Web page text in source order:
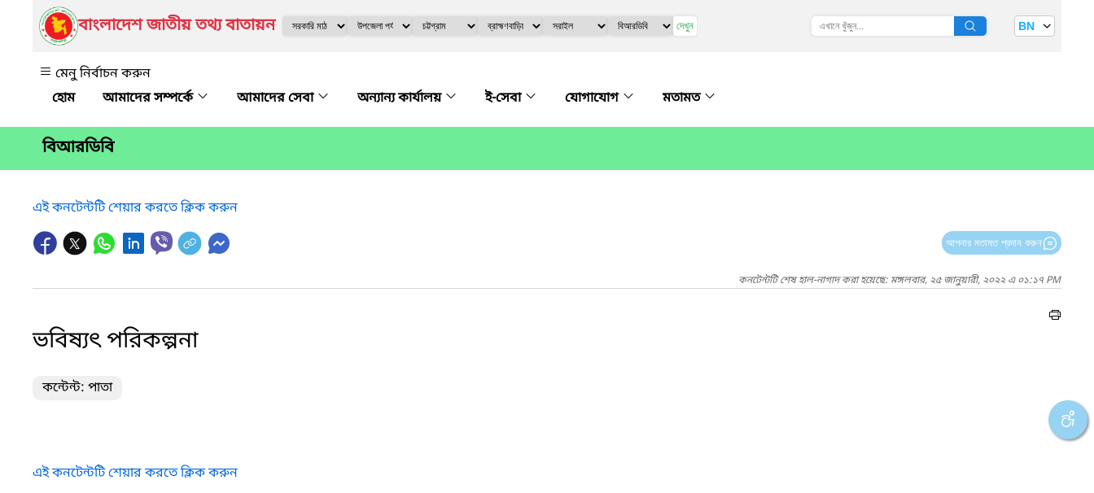
বাংলাদেশ জাতীয় তথ্য বাতায়ন দেখুন BN
মেনু নির্বাচন করুন
আমাদের সম্পর্কে
আমাদের সেবা অন্যান্য কার্যালয় ই-সেবা যোগাযোগ মতামত
বিআরডিবি
এই কনটেন্টটি শেয়ার করতে ক্লিক করুন
আপনার মতামত প্রদান করুন
কনটেন্টটি শেষ হাল-নাগাদ করা হয়েছে: মঙ্গলবার, ২৫ জানুয়ারী, ২০২২ এ ০১:১৭ PM
ভবিষ্যৎ পরিকল্পনা
কন্টেন্ট: পাতা
এই কনটেন্টটি শেয়ার করতে ক্লিক করুন